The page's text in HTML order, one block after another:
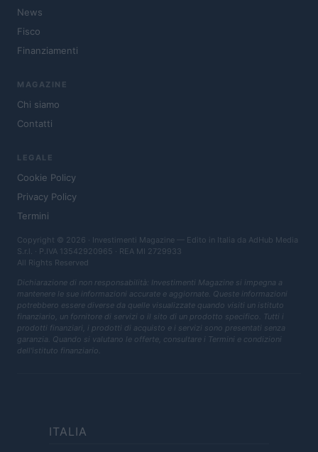
News
Fisco
Finanziamenti
MAGAZINE
Chi siamo
Contatti
LEGALE
Cookie Policy
Privacy Policy
Termini
Copyright © 2026 · Investimenti Magazine — Edito in Italia da AdHub Media
S.r.l. · P.IVA 13542920965 · REA MI 2729933
All Rights Reserved
Dichiarazione di non responsabilità: Investimenti Magazine si impegna a
mantenere le sue informazioni accurate e aggiornate. Queste informazioni
potrebbero essere diverse da quelle visualizzate quando visiti un istituto
finanziario, un fornitore di servizi o il sito di un prodotto specifico. Tutti i
prodotti finanziari, i prodotti di acquisto e i servizi sono presentati senza
garanzia. Quando si valutano le offerte, consultare i Termini e condizioni
dell'istituto finanziario.
ITALIA